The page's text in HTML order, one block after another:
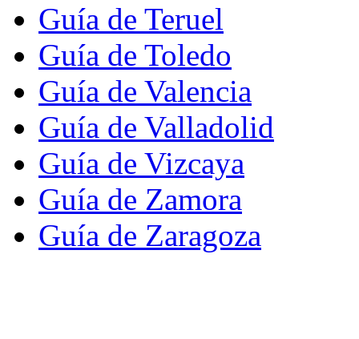
Guía de Teruel
Guía de Toledo
Guía de Valencia
Guía de Valladolid
Guía de Vizcaya
Guía de Zamora
Guía de Zaragoza